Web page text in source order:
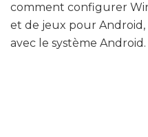
comment configurer
et de jeux pour
avec le système Android.